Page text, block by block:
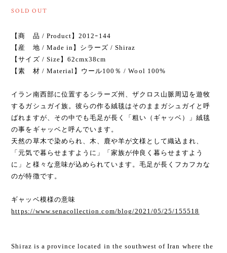
SOLD OUT
【商 品 / Product】2012ｰ144
【産 地 / Made in】シラーズ / Shiraz
【サイズ / Size】62cmx38cm
【素 材 / Material】ウール100％ / Wool 100%
イラン南西部に位置するシラーズ州、ザクロス山脈周辺を遊牧
するガシュガイ族。彼らの作る絨毯はそのままガシュガイと呼
ばれますが、その中でも毛足が長く「粗い（ギャッベ）」絨毯
の事をギャッベと呼んでいます。
天然の草木で染められ、木、鹿や羊が文様として織込まれ、
「元気で暮らせますように」「家族が仲良く暮らせますよう
に」と様々な意味が込められています。毛足が長くフカフカな
のが特徴です。
ギャッベ模様の意味
https://www.senacollection.com/blog/2021/05/25/155518
Shiraz is a province located in the southwest of Iran where the